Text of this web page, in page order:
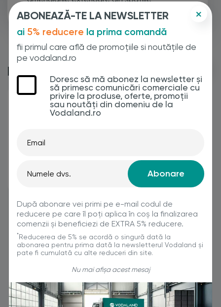
rezidențiale și construcțiile private.
Din aceeași categorie
Kit rigola PP EASY 1
LN70 Hext.90 gratar
Kit rigola PP EASY 1
60.00
ABONEAZĂ-TE LA NEWSLETTER
ai 5% reducere la prima comandă
fii primul care află de promoțiile si noutățile de
pe vodaland.ro
Doresc să mă abonez la newsletter și
să primesc comunicări comerciale cu
privire la produse, oferte, promoții
sau noutăți din domeniu de la
Vodaland.ro
Abonare
După abonare vei primi pe e-mail codul de
reducere pe care îl poți aplica în coș la finalizarea
comenzii și beneficiezi de EXTRA 5% reducere.
*Reducerea de 5% se acordă o singură dată la
abonarea pentru prima dată la newsletterul Vodaland și
pate fi cumulată cu alte reduceri din site.
Nu mai afișa acest mesaj